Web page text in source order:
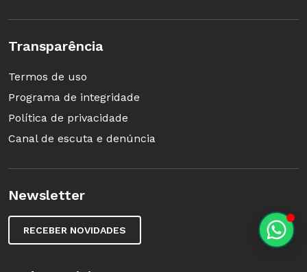
Transparência
Termos de uso
Programa de integridade
Política de privacidade
Canal de escuta e denúncia
Newsletter
RECEBER NOVIDADES